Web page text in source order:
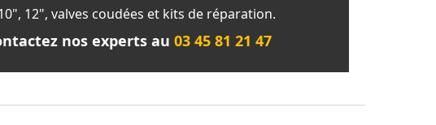
12", valves coudées et kits de réparation.
nos experts au 03 45 81 21 47